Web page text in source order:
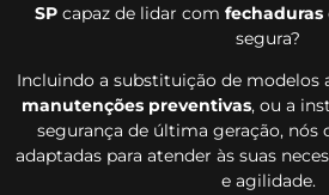
SP capaz de lidar com fechaduras
segura?
Incluindo a substituição de modelos
manutenções preventivas, ou a
segurança de última geração, nós
adaptadas para atender às suas
e agilidade.